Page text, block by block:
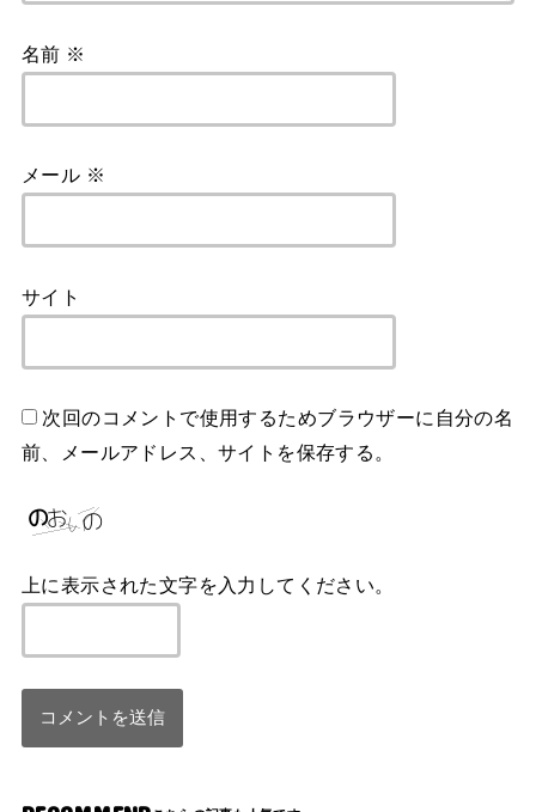
名前 ※
メール ※
サイト
次回のコメントで使用するためブラウザーに自分の名
前、メールアドレス、サイトを保存する。
上に表示された文字を入力してください。